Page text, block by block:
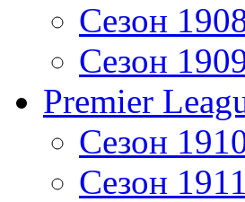
Сезон
Сезон
Premier
Сезон
Сезон